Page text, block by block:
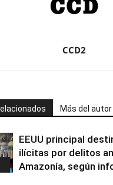
CCD2
Más del autor
EEUU principal
ilícitas por delitos
Amazonía, según